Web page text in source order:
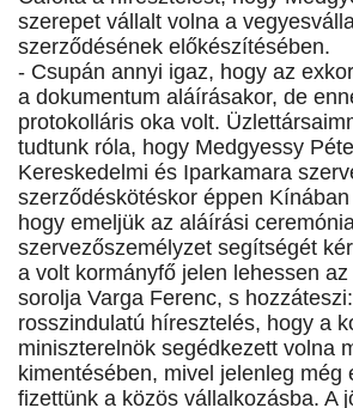
szerepet vállalt volna a
szerződésének előkészítésében.
- Csupán annyi igaz, hogy az
a dokumentum aláírásakor, de
protokolláris oka volt.
tudtunk róla, hogy Medgyessy
Kereskedelmi és Iparkamara
szerződéskötéskor éppen
hogy emeljük az aláírási
szervezőszemélyzet segítségét
a volt kormányfő jelen lehessen
sorolja Varga Ferenc, s
rosszindulatú híresztelés, hogy a
miniszterelnök segédkezett volna
kimentésében, mivel jelenleg még
fizettünk a közös vállalkozásba. A